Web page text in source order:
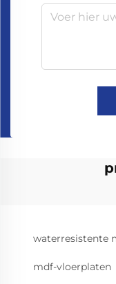
waterresistente
mdf-vloerplaten